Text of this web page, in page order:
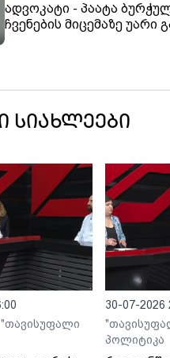
ადვოკატი - პაატა
ჩვენების მიცემაზე უარი
სიახლეები
"თავისუფალი
30-07-2026
პოლიტიკა